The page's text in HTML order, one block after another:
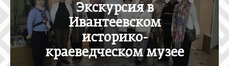
и
г
а
Экскурсия в
Ивантеевском
историко-
краеведческом музее